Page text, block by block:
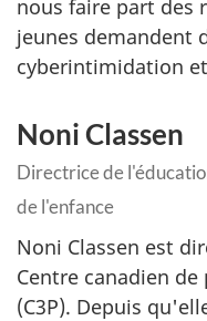
nous faire part des
jeunes demandent
cyberintimidation
Noni Classen
Directrice de
de l'enfance
Noni Classen est
Centre canadien
(C3P). Depuis